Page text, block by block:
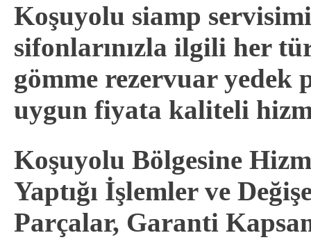
Koşuyolu siamp
sifonlarınızla ilgili her
gömme rezervuar yedek
uygun fiyata kaliteli
Koşuyolu Bölgesine
Yaptığı İşlemler ve
Parçalar, Garanti